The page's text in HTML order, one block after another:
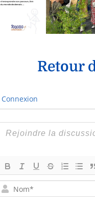
Retour
Connexion